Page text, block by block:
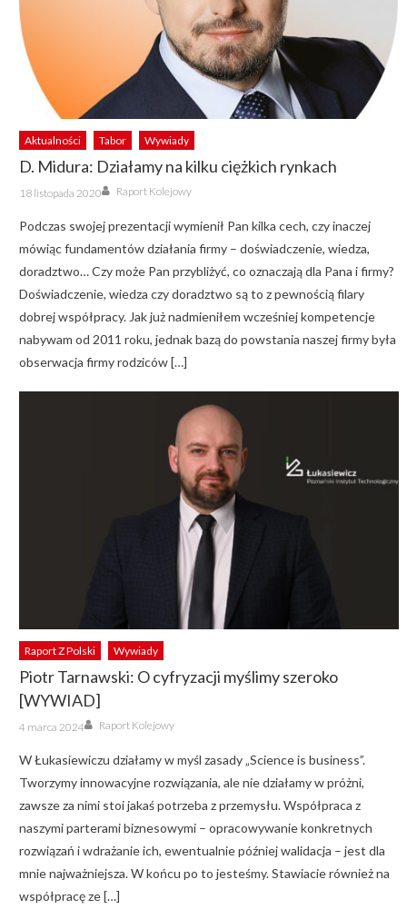
Aktualności Tabor Wywiady
D. Midura: Działamy na kilku ciężkich rynkach
Posted
on
18 listopada 2020 Author
Raport Kolejowy
Podczas swojej prezentacji wymienił Pan kilka cech, czy inaczej
mówiąc fundamentów działania firmy – doświadczenie, wiedza,
doradztwo… Czy może Pan przybliżyć, co oznaczają dla Pana i firmy?
Doświadczenie, wiedza czy doradztwo są to z pewnością filary
dobrej współpracy. Jak już nadmieniłem wcześniej kompetencje
nabywam od 2011 roku, jednak bazą do powstania naszej firmy była
obserwacja firmy rodziców […]
Raport Z Polski Wywiady
Piotr Tarnawski: O cyfryzacji myślimy szeroko
[WYWIAD]
Posted
on
4 marca 2024 Author
Raport Kolejowy
W Łukasiewiczu działamy w myśl zasady „Science is business”.
Tworzymy innowacyjne rozwiązania, ale nie działamy w próżni,
zawsze za nimi stoi jakaś potrzeba z przemysłu. Współpraca z
naszymi parterami biznesowymi – opracowywanie konkretnych
rozwiązań i wdrażanie ich, ewentualnie później walidacja – jest dla
mnie najważniejsza. W końcu po to jesteśmy. Stawiacie również na
współpracę ze […]